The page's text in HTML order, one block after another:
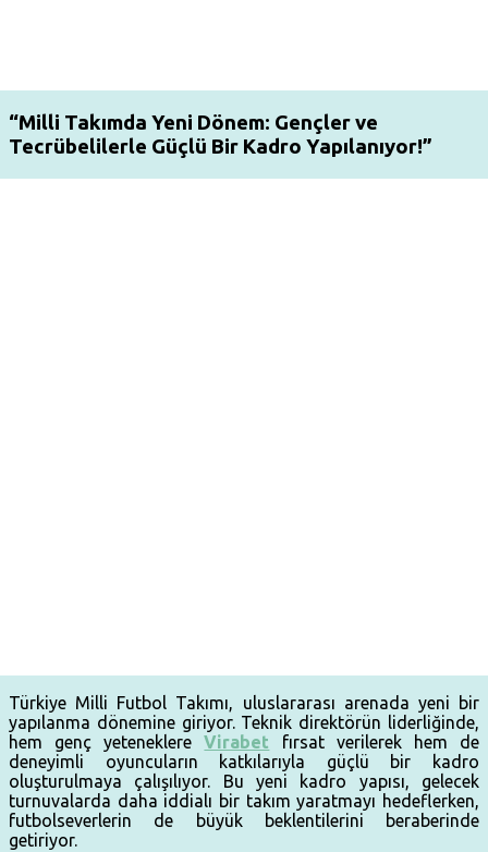
“Milli Takımda Yeni Dönem: Gençler ve
Tecrübelilerle Güçlü Bir Kadro Yapılanıyor!”
Türkiye Milli Futbol Takımı, uluslararası arenada yeni bir
yapılanma dönemine giriyor. Teknik direktörün liderliğinde,
hem genç yeteneklereVirabet fırsat verilerek hem de
deneyimli oyuncuların katkılarıyla güçlü bir kadro
oluşturulmaya çalışılıyor. Bu yeni kadro yapısı, gelecek
turnuvalarda daha iddialı bir takım yaratmayı hedeflerken,
futbolseverlerin de büyük beklentilerini beraberinde
getiriyor.